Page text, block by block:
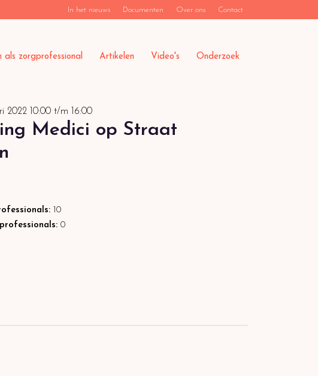
In het nieuws Documenten Over ons Contact
als zorgprofessional Artikelen Video's Onderzoek
2022 10:00 t/m 16:00
Medici op Straat
10
0